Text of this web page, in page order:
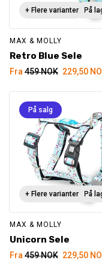
På
+ Flere varianter
MAX & MOLLY
Retro Blue Sele
Fra 459NOK
459 NOK.
229,50
På salg
På
+ Flere varianter
MAX & MOLLY
Unicorn Sele
Fra 459NOK 229,50